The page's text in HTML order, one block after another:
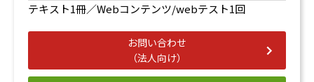
テキスト1冊／Webコンテンツ/webテスト1回
お問い合わせ
（法人向け）